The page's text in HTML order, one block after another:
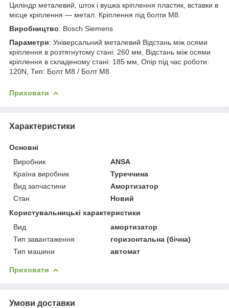
Циліндр металевий, шток і вушка кріплення пластик, вставки в
місце кріплення — метал. Кріплення під болти М8.
Виробництво: Bosch Siemens
Параметри: Універсальний металевий Відстань між осями
кріплення в розтягнутому стані: 260 мм, Відстань між осями
кріплення в складеному стані: 185 мм, Опір під час роботи:
120N, Тип: Болт М8 / Болт М8
Приховати
Характеристики
Основні
Виробник
ANSA
Країна виробник
Туреччина
Вид запчастини
Амортизатор
Стан
Новий
Користувальницькі характеристики
Вид
амортизатор
Тип завантаження
горизонтальна (бічна)
Тип машини
автомат
Приховати
Умови доставки